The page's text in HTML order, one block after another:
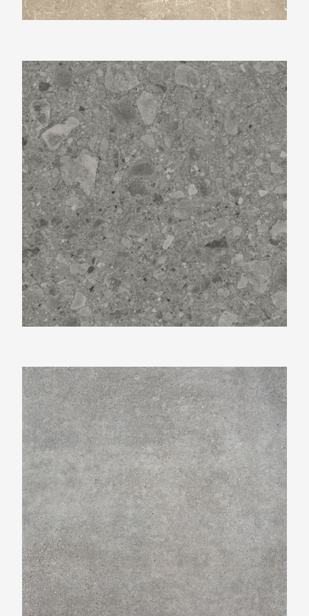
Beste Koop 600X600 Flodsten Smoke
Beste Koop 750X750 Claire Cemento